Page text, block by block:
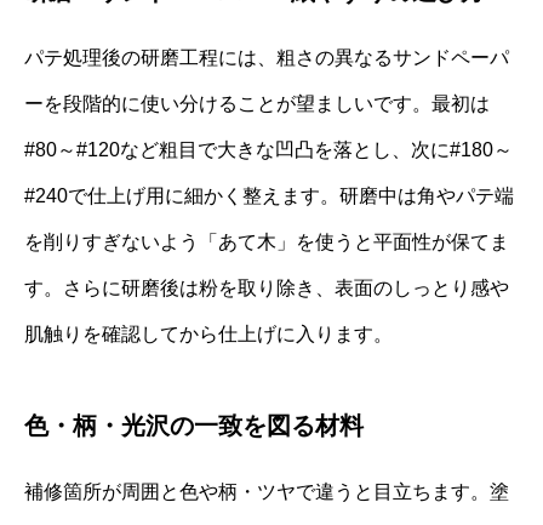
パテ処理後の研磨工程には、粗さの異なるサンドペーパ
ーを段階的に使い分けることが望ましいです。最初は
#80～#120など粗目で大きな凹凸を落とし、次に#180～
#240で仕上げ用に細かく整えます。研磨中は角やパテ端
を削りすぎないよう「あて木」を使うと平面性が保てま
す。さらに研磨後は粉を取り除き、表面のしっとり感や
肌触りを確認してから仕上げに入ります。
色・柄・光沢の一致を図る材料
補修箇所が周囲と色や柄・ツヤで違うと目立ちます。塗